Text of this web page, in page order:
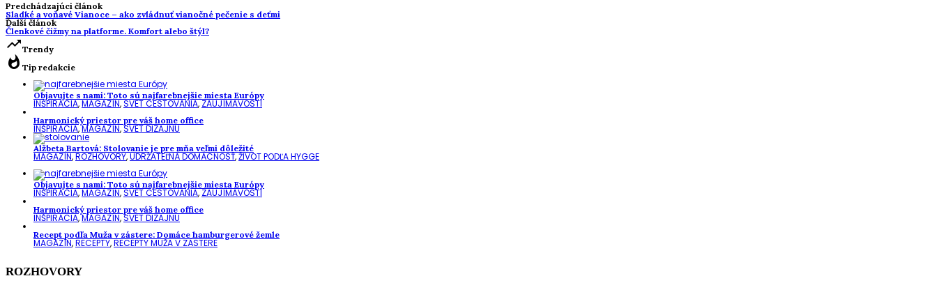
Predchádzajúci článok
Sladké a voňavé Vianoce – ako zvládnuť vianočné pečenie s deťmi
Ďalší článok
Členkové čižmy na platforme. Komfort alebo štýl?
trending_upTrendy
whatshot Tip redakcie
Objavujte s nami: Toto sú najfarebnejšie miesta Európy
INŠPIRÁCIA,MAGAZÍN,SVET CESTOVANIA,ZAUJÍMAVOSTI
Harmonický priestor pre váš home office
INŠPIRÁCIA,MAGAZÍN,SVET DIZAJNU
Alžbeta Bartová: Stolovanie je pre mňa veľmi dôležité
MAGAZÍN,ROZHOVORY,UDRŽATEĽNÁ DOMÁCNOSŤ,ŽIVOT PODĽA HYGGE
Objavujte s nami: Toto sú najfarebnejšie miesta Európy
INŠPIRÁCIA,MAGAZÍN,SVET CESTOVANIA,ZAUJÍMAVOSTI
Harmonický priestor pre váš home office
INŠPIRÁCIA,MAGAZÍN,SVET DIZAJNU
Recept podľa Muža v zástere: Domáce hamburgerové žemle
MAGAZÍN,RECEPTY,RECEPTY MUŽA V ZÁSTERE
ROZHOVORY